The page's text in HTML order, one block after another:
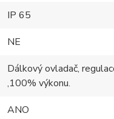
IP 65
NE
Dálkový ovladač,
,100% výkonu.
ANO